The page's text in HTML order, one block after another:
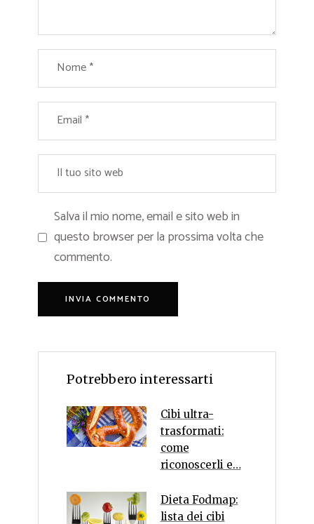
Salva il mio nome, email e sito web in
questo browser per la prossima volta che
commento.
Potrebbero interessarti
Cibi ultra-
trasformati:
come
riconoscerli e…
Dieta Fodmap:
lista dei cibi